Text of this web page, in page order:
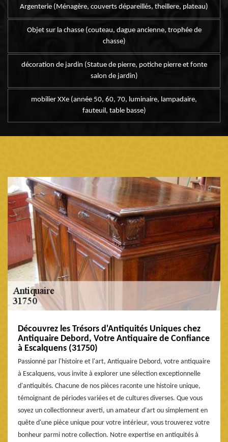
Argenterie (Ménagère, couverts dépareillés, theillere, plateau)
Objet sur la chasse (couteau, dague ancienne, trophée de
chasse)
décoration de jardin (Statue de pierre, potiche pierre et fonte
salon de jardin)
mobilier XXe (année 50, 60, 70, luminaire, lampadaire,
fauteuil, table basse)
Découvrez les Trésors d'Antiquités Uniques chez
Antiquaire Debord, Votre Antiquaire de Confiance
à Escalquens (31750)
Passionné par l'histoire et l'art, Antiquaire Debord, votre antiquaire
à Escalquens, vous invite à explorer une sélection exceptionnelle
d'antiquités. Chacune de nos pièces raconte une histoire unique,
témoignant de périodes variées et de cultures diverses. Que vous
soyez un collectionneur averti, un amateur d'art ou simplement en
quête d'une pièce unique pour votre intérieur, vous trouverez votre
bonheur parmi notre collection. Notre expertise en antiquités à